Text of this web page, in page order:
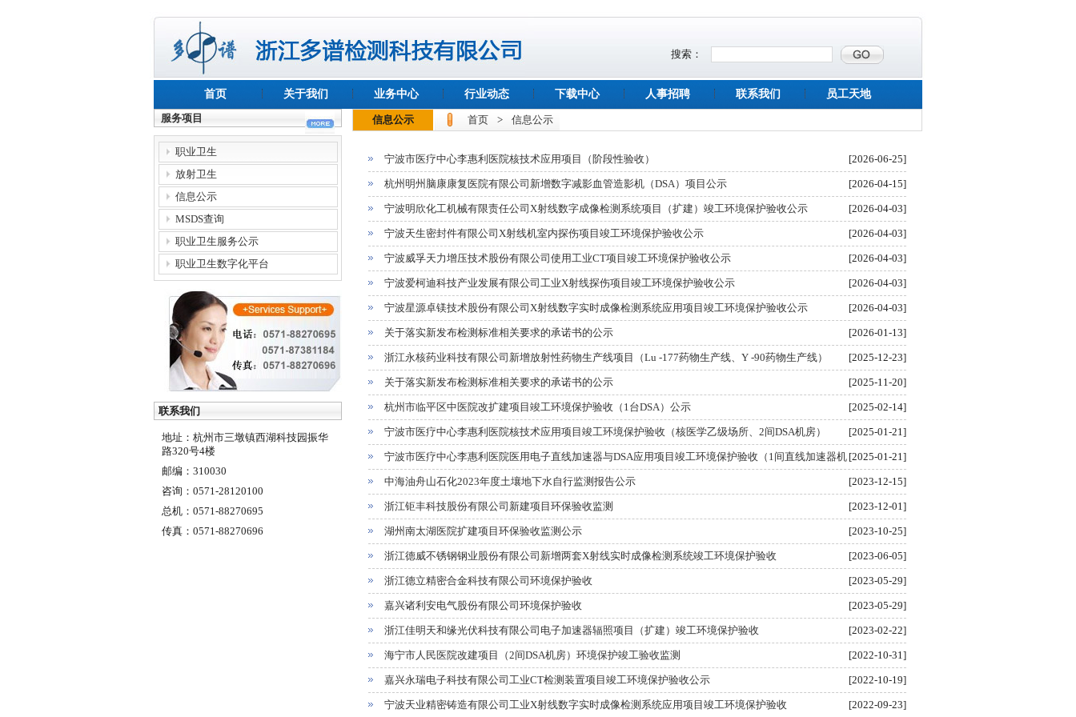
搜索：
首页 关于我们 业务中心 行业动态 下载中心 人事招聘 联系我们
员工天地
服务项目
职业卫生
放射卫生
信息公示
MSDS查询
职业卫生服务公示
职业卫生数字化平台
联系我们
地址：杭州市三墩镇西湖科技园振华
路320号4楼
邮编：310030
咨询：0571-28120100
总机：0571-88270695
传真：0571-88270696
信息公示 首页 > 信息公示
[2026-06-25]
宁波市医疗中心李惠利医院核技术应用项目（阶段性验收）
[2026-04-15]
杭州明州脑康康复医院有限公司新增数字减影血管造影机（DSA）项目公示
[2026-04-03]
宁波明欣化工机械有限责任公司X射线数字成像检测系统项目（扩建）竣工环境保护验收公示
[2026-04-03]
宁波天生密封件有限公司X射线机室内探伤项目竣工环境保护验收公示
[2026-04-03]
宁波威孚天力增压技术股份有限公司使用工业CT项目竣工环境保护验收公示
[2026-04-03]
宁波爱柯迪科技产业发展有限公司工业X射线探伤项目竣工环境保护验收公示
[2026-04-03]
宁波星源卓镁技术股份有限公司X射线数字实时成像检测系统应用项目竣工环境保护验收公示
[2026-01-13]
关于落实新发布检测标准相关要求的承诺书的公示
[2025-12-23]
浙江永核药业科技有限公司新增放射性药物生产线项目（Lu -177药物生产线、Y -90药物生产线）
[2025-11-20]
关于落实新发布检测标准相关要求的承诺书的公示
[2025-02-14]
杭州市临平区中医院改扩建项目竣工环境保护验收（1台DSA）公示
[2025-01-21]
宁波市医疗中心李惠利医院核技术应用项目竣工环境保护验收（核医学乙级场所、2间DSA机房）
[2025-01-21]
宁波市医疗中心李惠利医院医用电子直线加速器与DSA应用项目竣工环境保护验收（1间直线加速器机
房、4间DSA机房）
[2023-12-15]
中海油舟山石化2023年度土壤地下水自行监测报告公示
[2023-12-01]
浙江钜丰科技股份有限公司新建项目环保验收监测
[2023-10-25]
湖州南太湖医院扩建项目环保验收监测公示
[2023-06-05]
浙江德威不锈钢钢业股份有限公司新增两套X射线实时成像检测系统竣工环境保护验收
[2023-05-29]
浙江德立精密合金科技有限公司环境保护验收
[2023-05-29]
嘉兴诸利安电气股份有限公司环境保护验收
[2023-02-22]
浙江佳明天和缘光伏科技有限公司电子加速器辐照项目（扩建）竣工环境保护验收
[2022-10-31]
海宁市人民医院改建项目（2间DSA机房）环境保护竣工验收监测
[2022-10-19]
嘉兴永瑞电子科技有限公司工业CT检测装置项目竣工环境保护验收公示
[2022-09-23]
宁波天业精密铸造有限公司工业X射线数字实时成像检测系统应用项目竣工环境保护验收